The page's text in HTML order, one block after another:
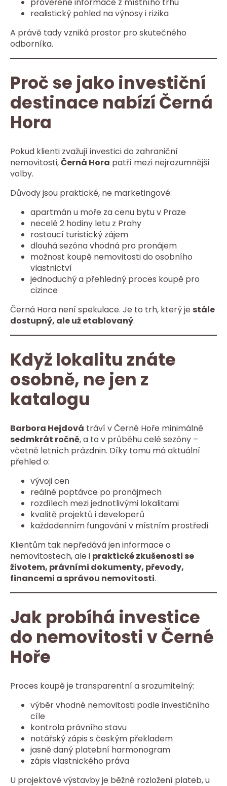
prověřené informace z místního trhu
realistický pohled na výnosy i rizika
A právě tady vzniká prostor pro skutečného
odborníka.
Proč se jako investiční
destinace nabízí Černá
Hora
Pokud klienti zvažují investici do zahraniční
nemovitosti,Černá Hora patří mezi nejrozumnější
volby.
Důvody jsou praktické, ne marketingové:
apartmán u moře za cenu bytu v Praze
necelé 2 hodiny letu z Prahy
rostoucí turistický zájem
dlouhá sezóna vhodná pro pronájem
možnost koupě nemovitosti do osobního
vlastnictví
jednoduchý a přehledný proces koupě pro
cizince
Černá Hora není spekulace. Je to trh, který je stále
dostupný, ale už etablovaný.
Když lokalitu znáte
osobně, ne jen z
katalogu
Barbora Hejdová tráví v Černé Hoře minimálně
sedmkrát ročně, a to v průběhu celé sezóny –
včetně letních prázdnin. Díky tomu má aktuální
přehled o:
vývoji cen
reálné poptávce po pronájmech
rozdílech mezi jednotlivými lokalitami
kvalitě projektů i developerů
každodenním fungování v místním prostředí
Klientům tak nepředává jen informace o
nemovitostech, ale i praktické zkušenosti se
životem, právními dokumenty, převody,
financemi a správou nemovitosti.
Jak probíhá investice
do nemovitosti v Černé
Hoře
Proces koupě je transparentní a srozumitelný:
výběr vhodné nemovitosti podle investičního
cíle
kontrola právního stavu
notářský zápis s českým překladem
jasně daný platební harmonogram
zápis vlastnického práva
U projektové výstavby je běžné rozložení plateb, u